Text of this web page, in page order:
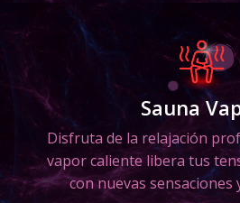
Sauna
Disfruta de la relajación
vapor caliente libera tus
con nuevas sensaciones